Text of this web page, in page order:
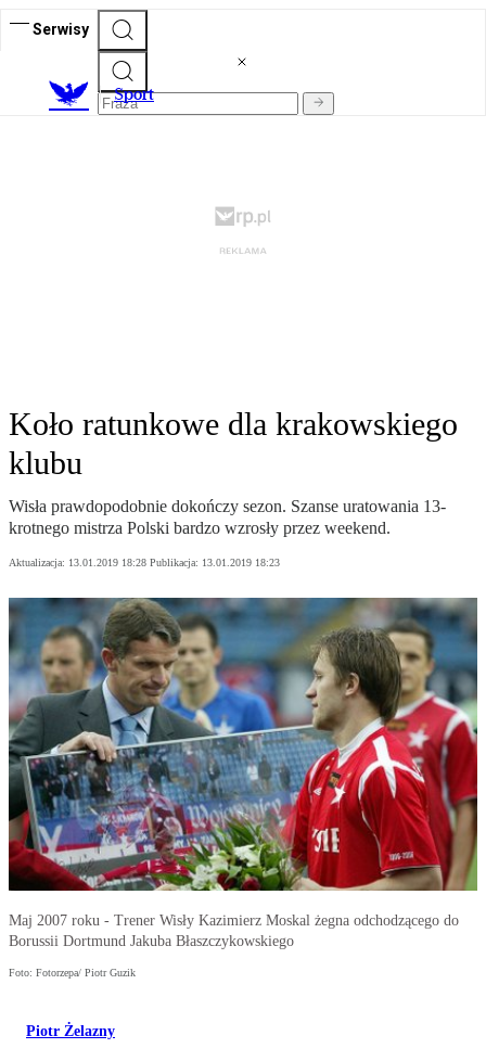
Serwisy
Sport
Koło ratunkowe dla krakowskiego
klubu
Wisła prawdopodobnie dokończy sezon. Szanse uratowania 13-
krotnego mistrza Polski bardzo wzrosły przez weekend.
Aktualizacja: 13.01.2019 18:28 Publikacja: 13.01.2019 18:23
Maj 2007 roku - Trener Wisły Kazimierz Moskal żegna odchodzącego do
Borussii Dortmund Jakuba Błaszczykowskiego
Foto: Fotorzepa/ Piotr Guzik
Piotr Żelazny